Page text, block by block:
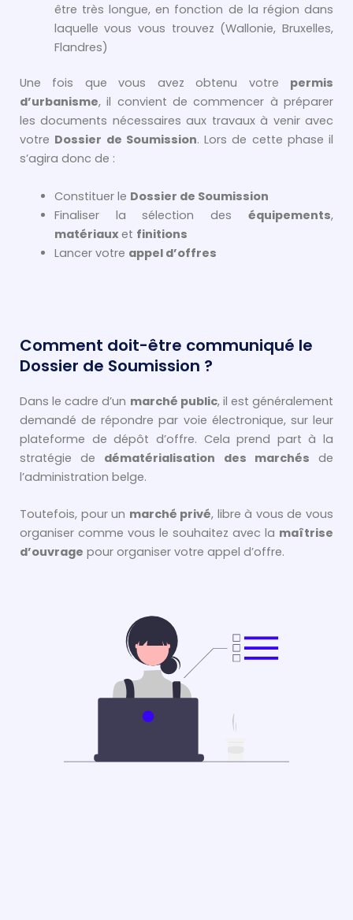
être très longue, en fonction de la région dans
laquelle vous vous trouvez (Wallonie, Bruxelles,
Flandres)
Une fois que vous avez obtenu votre permis
d’urbanisme, il convient de commencer à préparer
les documents nécessaires aux travaux à venir avec
votre Dossier de Soumission. Lors de cette phase il
s’agira donc de :
Constituer le Dossier de Soumission
Finaliser la sélection des équipements,
matériauxet finitions
Lancer votre appel d’offres
Comment doit-être communiqué le
Dossier de Soumission ?
Dans le cadre d’un marché public, il est généralement
demandé de répondre par voie électronique, sur leur
plateforme de dépôt d’offre. Cela prend part à la
stratégie de dématérialisation des marchés de
l’administration belge.
Toutefois, pour un marché privé, libre à vous de vous
organiser comme vous le souhaitez avec la maîtrise
d’ouvrage pour organiser votre appel d’offre.